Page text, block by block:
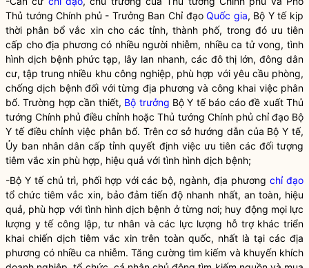
Thủ tướng Chính phủ - Trưởng Ban Chỉ đạo Quốc gia, Bộ Y tế kịp
thời phân bổ vắc xin cho các tỉnh, thành phố, trong đó ưu tiên
cấp cho địa phương có nhiều người nhiễm, nhiều ca tử vong, tình
hình dịch bệnh phức tạp, lây lan nhanh, các đô thị lớn, đông dân
cư, tập trung nhiều khu công nghiệp, phù hợp với yêu cầu phòng,
chống dịch bệnh đối với từng địa phương và công khai việc phân
bổ. Trường hợp cần thiết, Bộ trưởng Bộ Y tế báo cáo đề xuất Thủ
tướng Chính phủ điều chỉnh hoặc Thủ tướng Chính phủ chỉ đạoBộ
Y tế điều chỉnh việc phân bổ. Trên cơ sở hướng dẫn của Bộ Y tế,
Ủy ban nhân dân cấp tỉnh quyết định việc ưu tiên các đối tượng
tiêm vắc xin phù hợp, hiệu quả với tình hình dịch bệnh;
-Bộ Y tế chủ trì, phối hợp với các bộ, ngành, địa phươngchỉ đạo
tổ chức tiêm vắc xin, bảo đảm tiến độ nhanh nhất, an toàn, hiệu
quả, phù hợp với tình hình dịch bệnh ở từng nơi; huy động mọi lực
lượng y tế công lập, tư nhân và các lực lượng hỗ trợ khác triển
khai chiến dịch tiêm vắc xin trên toàn quốc, nhất là tại các địa
phương có nhiều ca nhiễm. Tăng cường tìm kiếm và khuyến khích